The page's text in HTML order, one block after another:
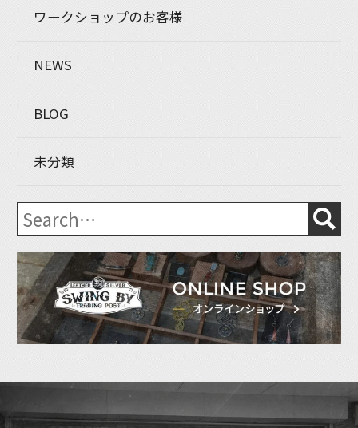
ワークショップのお客様
NEWS
BLOG
未分類